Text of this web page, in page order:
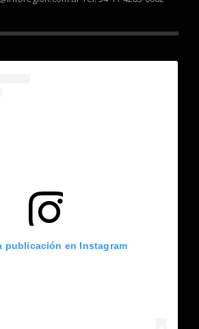
publicación en Instagram